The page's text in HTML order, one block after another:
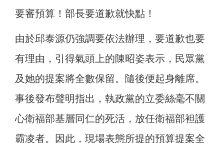
要審預算！部長要道歉就快點！
由於邱泰源仍強調要依法辦理，要道歉也要
有理由，引得氣頭上的陳昭姿表示，民眾黨
及她的提案將全數保留。隨後便起身離席。
事後發布聲明指出，執政黨的立委絲毫不關
心衛福部基層同仁的死活，放任衛福部袒護
霸凌者。因此，現場表態所提的預算提案全